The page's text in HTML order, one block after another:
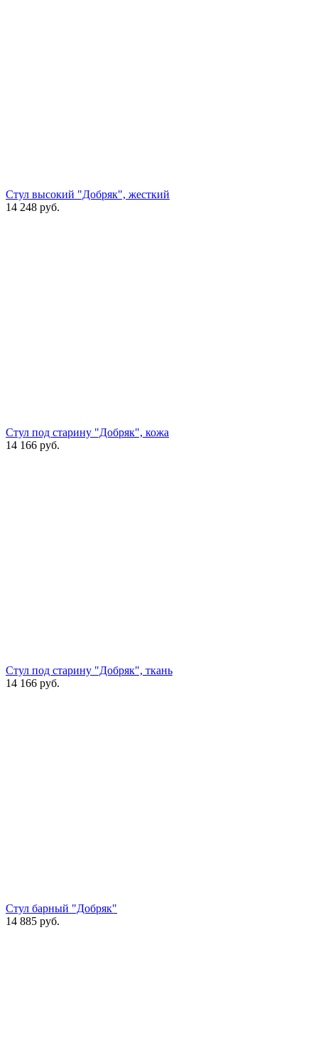
Стул высокий "Добряк", жесткий
14 248 руб.
Стул под старину "Добряк", кожа
14 166 руб.
Стул под старину "Добряк", ткань
14 166 руб.
Стул барный "Добряк"
14 885 руб.